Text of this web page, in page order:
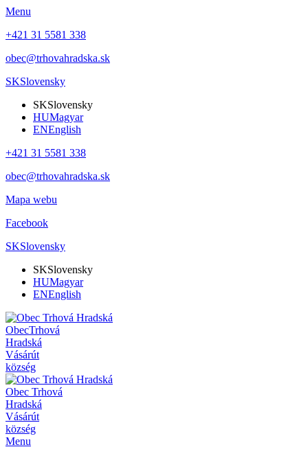
Menu
+421 31 5581 338
obec@trhovahradska.sk
SKSlovensky
SKSlovensky
HUMagyar
ENEnglish
+421 31 5581 338
obec@trhovahradska.sk
Mapa webu
Facebook
SKSlovensky
SKSlovensky
HUMagyar
ENEnglish
ObecTrhová
Hradská
Vásárút
község
Obec Trhová
Hradská
Vásárút
község
Menu